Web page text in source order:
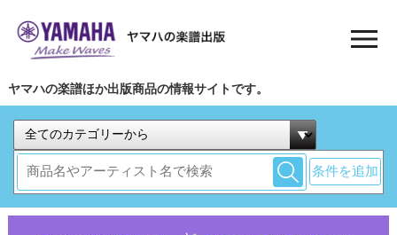
ヤマハの楽譜ほか出版商品の情報サイトです。
条件を追加